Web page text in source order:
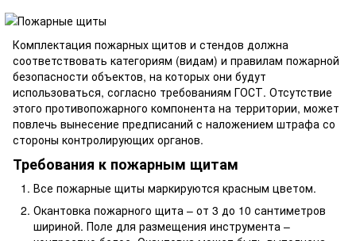
Комплектация пожарных щитов и стендов должна
соответствовать категориям (видам) и правилам пожарной
безопасности объектов, на которых они будут
использоваться, согласно требованиям ГОСТ. Отсутствие
этого противопожарного компонента на территории, может
повлечь вынесение предписаний с наложением штрафа со
стороны контролирующих органов.
Требования к пожарным щитам
Все пожарные щиты маркируются красным цветом.
Окантовка пожарного щита – от 3 до 10 сантиметров
шириной. Поле для размещения инструмента –